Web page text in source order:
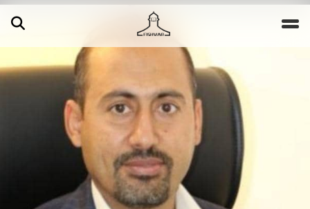
مقالات تصاویر
ویدیوها دسته‌بندی‌ها
جستجو ...